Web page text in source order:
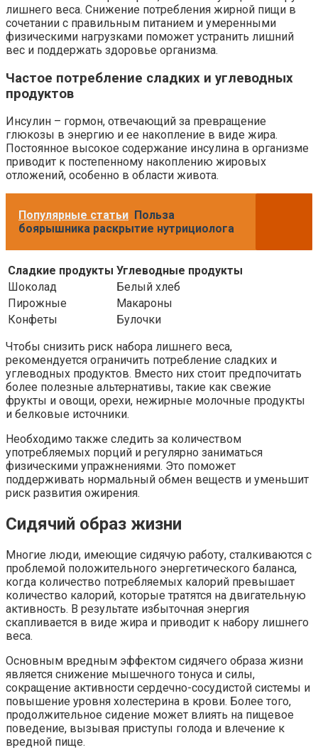
лишнего веса. Снижение потребления жирной пищи в
сочетании с правильным питанием и умеренными
физическими нагрузками поможет устранить лишний
вес и поддержать здоровье организма.
Частое потребление сладких и углеводных
продуктов
Инсулин – гормон, отвечающий за превращение
глюкозы в энергию и ее накопление в виде жира.
Постоянное высокое содержание инсулина в организме
приводит к постепенному накоплению жировых
отложений, особенно в области живота.
Популярные статьи Польза
боярышника раскрытие нутрициолога
Сладкие продукты Углеводные продукты
Шоколад
Белый хлеб
Пирожные
Макароны
Конфеты
Булочки
Чтобы снизить риск набора лишнего веса,
рекомендуется ограничить потребление сладких и
углеводных продуктов. Вместо них стоит предпочитать
более полезные альтернативы, такие как свежие
фрукты и овощи, орехи, нежирные молочные продукты
и белковые источники.
Необходимо также следить за количеством
употребляемых порций и регулярно заниматься
физическими упражнениями. Это поможет
поддерживать нормальный обмен веществ и уменьшит
риск развития ожирения.
Сидячий образ жизни
Многие люди, имеющие сидячую работу, сталкиваются с
проблемой положительного энергетического баланса,
когда количество потребляемых калорий превышает
количество калорий, которые тратятся на двигательную
активность. В результате избыточная энергия
скапливается в виде жира и приводит к набору лишнего
веса.
Основным вредным эффектом сидячего образа жизни
является снижение мышечного тонуса и силы,
сокращение активности сердечно-сосудистой системы и
повышение уровня холестерина в крови. Более того,
продолжительное сидение может влиять на пищевое
поведение, вызывая приступы голода и влечение к
вредной пище.